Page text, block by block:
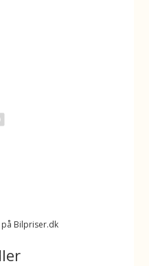
Bilpriser.dk